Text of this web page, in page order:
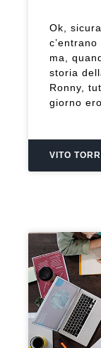
Ok,
ma,
storia
Ronny,
giorno
VITO